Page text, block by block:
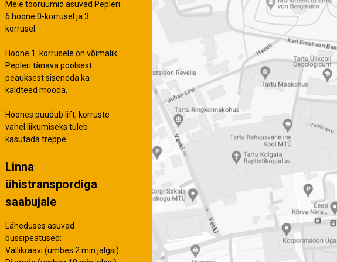
Meie tööruumid asuvad Pepleri
6 hoone 0-korrusel ja 3.
korrusel.
Hoone 1. korrusele on võimalik
Pepleri tänava poolsest
peauksest siseneda ka
kaldteed mööda.
Hoones puudub lift, korruste
vahel liikumiseks tuleb
kasutada treppe.
Linna
ühistranspordiga
saabujale
Läheduses asuvad
bussipeatused:
Vallikraavi (umbes 2 min jalgsi)